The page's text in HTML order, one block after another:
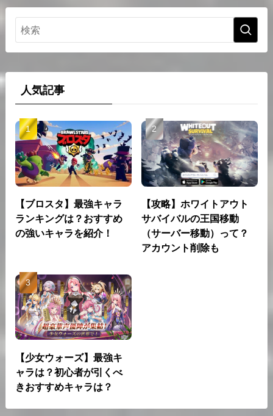
人気記事
【ブロスタ】最強キャラ
ランキングは？おすすめ
の強いキャラを紹介！
【攻略】ホワイトアウト
サバイバルの王国移動
（サーバー移動）って？
アカウント削除も
【少女ウォーズ】最強キ
ャラは？初心者が引くべ
きおすすめキャラは？